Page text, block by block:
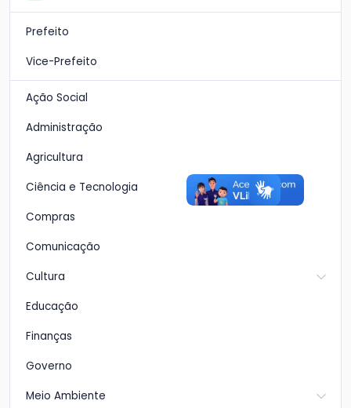
Prefeito
Vice-Prefeito
Ação Social
Administração
Agricultura
Ciência e Tecnologia
Compras
Comunicação
Cultura
Educação
Finanças
Governo
Meio Ambiente